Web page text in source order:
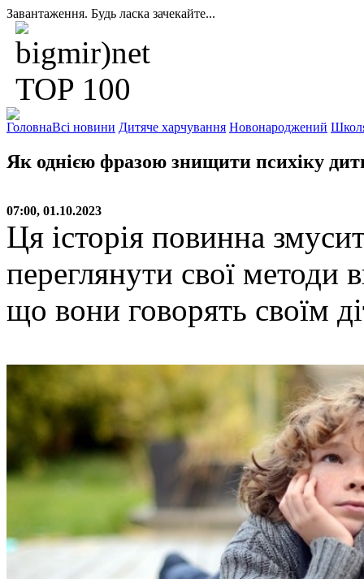
Завантаження. Будь ласка зачекайте...
ГоловнаВсі новини Дитяче харчування Новонароджений
Як однією фразою знищити психіку
07:00, 01.10.2023
Ця історія повинна
переглянути свої методи
що вони говорять своїм